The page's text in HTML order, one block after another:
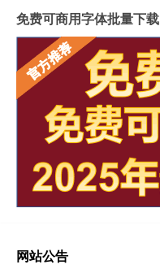
免费可商用字体批量下载
网站公告